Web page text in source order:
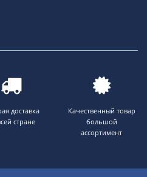
доставка
стране
Качественный товар
большой
ассортимент